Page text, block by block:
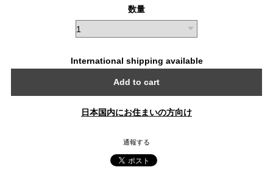
数量
International shipping available
Add to cart
日本国内にお住まいの方向け
通報する